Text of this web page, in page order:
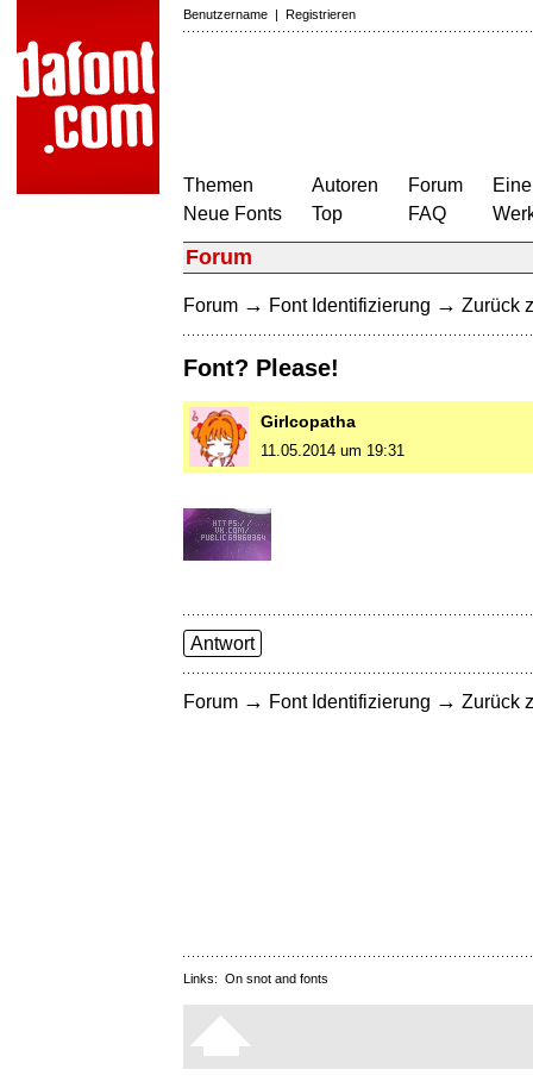
Benutzername | Registrieren
Themen
Neue Fonts
Autoren
Top
Forum
FAQ
Forum
Forum → Font Identifizierung → Zurück
Font? Please!
Girlcopatha
11.05.2014 um 19:31
Antwort
Forum → Font Identifizierung → Zurück
Links: On snot and fonts